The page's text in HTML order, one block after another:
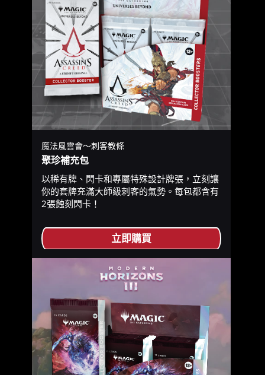
魔法風雲會～刺客教條
聚珍補充包
以稀有牌、閃卡和專屬特殊設計牌張，立刻讓
你的套牌充滿大師級刺客的氣勢。每包都含有
2張蝕刻閃卡！
立即購買